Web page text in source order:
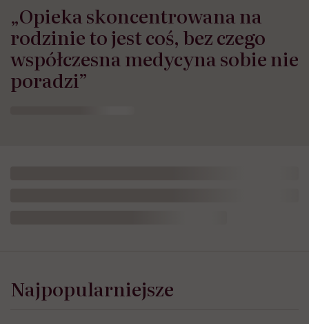
„Opieka skoncentrowana na
rodzinie to jest coś, bez czego
współczesna medycyna sobie nie
poradzi”
Najpopularniejsze